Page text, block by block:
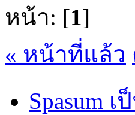
หน้า: [1]
« หน้าที่แล้ว
Spasum